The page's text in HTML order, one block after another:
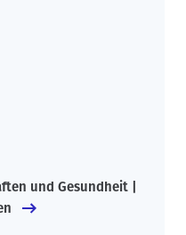
und Gesundheit |